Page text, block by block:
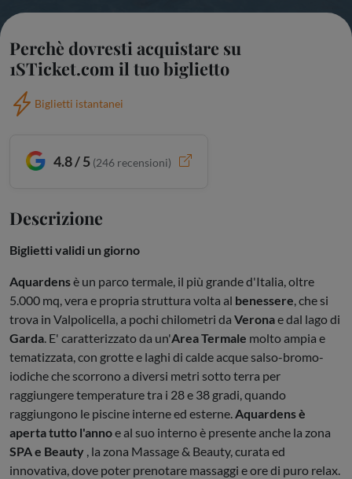
Perchè dovresti acquistare su
1STicket.com il tuo biglietto
Biglietti istantanei
4.8 / 5 (246 recensioni)
Descrizione
Biglietti validi un giorno
Aquardensè un parco termale, il più grande d'Italia, oltre
5.000 mq, vera e propria struttura volta al benessere , che si
trova in Valpolicella, a pochi chilometri da Veronae dal lago di
Garda . E' caratterizzato da un'Area Termale molto ampia e
tematizzata, con grotte e laghi di calde acque salso-bromo-
iodiche che scorrono a diversi metri sotto terra per
raggiungere temperature tra i 28 e 38 gradi, quando
raggiungono le piscine interne ed esterne. Aquardens è
aperta tutto l'annoe al suo interno è presente anche la zona
SPA e Beauty , la zona Massage & Beauty, curata ed
innovativa, dove poter prenotare massaggi e ore di puro relax.